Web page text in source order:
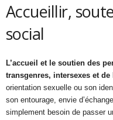
Accueillir,
social
L’accueil et le soutien des
transgenres, intersexes et
orientation sexuelle ou son
son entourage, envie
simplement besoin de passer